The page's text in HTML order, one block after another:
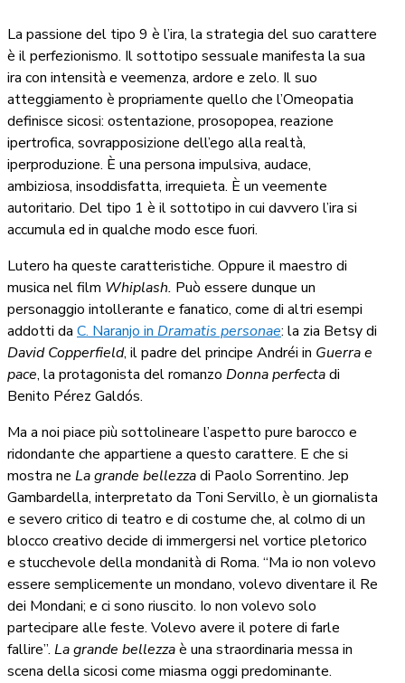
La passione del tipo 9 è l’ira, la strategia del suo carattere
è il perfezionismo. Il sottotipo sessuale manifesta la sua
ira con intensità e veemenza, ardore e zelo. Il suo
atteggiamento è propriamente quello che l’Omeopatia
definisce sicosi: ostentazione, prosopopea, reazione
ipertrofica, sovrapposizione dell’ego alla realtà,
iperproduzione. È una persona impulsiva, audace,
ambiziosa, insoddisfatta, irrequieta. È un veemente
autoritario. Del tipo 1 è il sottotipo in cui davvero l’ira si
accumula ed in qualche modo esce fuori.
Lutero ha queste caratteristiche. Oppure il maestro di
musica nel film Whiplash. Può essere dunque un
personaggio intollerante e fanatico, come di altri esempi
addotti da C. Naranjo in Dramatis personae: la zia Betsy di
David Copperfield, il padre del principe Andréi in Guerra e
pace, la protagonista del romanzo Donna perfectadi
Benito Pérez Galdós.
Ma a noi piace più sottolineare l’aspetto pure barocco e
ridondante che appartiene a questo carattere. E che si
mostra ne La grande bellezzadi Paolo Sorrentino. Jep
Gambardella, interpretato da Toni Servillo, è un giornalista
e severo critico di teatro e di costume che, al colmo di un
blocco creativo decide di immergersi nel vortice pletorico
e stucchevole della mondanità di Roma. “Ma io non volevo
essere semplicemente un mondano, volevo diventare il Re
dei Mondani; e ci sono riuscito. Io non volevo solo
partecipare alle feste. Volevo avere il potere di farle
fallire”. La grande bellezzaè una straordinaria messa in
scena della sicosi come miasma oggi predominante.